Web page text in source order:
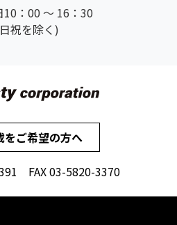
10：00 ～ 16：30
祝を除く)
をご希望の方へ
FAX 03-5820-3370